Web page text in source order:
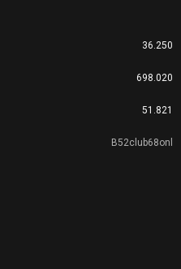
36.250
698.020
51.821
B52club68onl